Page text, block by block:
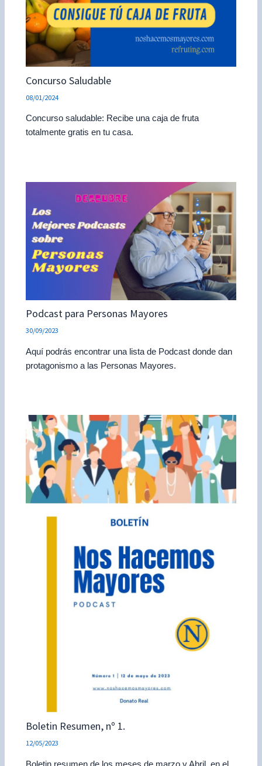
Concurso Saludable
08/01/2024
Concurso saludable: Recibe una caja de fruta
totalmente gratis en tu casa.
Podcast para Personas Mayores
30/09/2023
Aquí podrás encontrar una lista de Podcast donde dan
protagonismo a las Personas Mayores.
Boletin Resumen, nº 1.
12/05/2023
Boletin resumen de los meses de marzo y Abril, en el